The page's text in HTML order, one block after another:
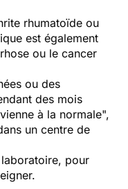
rhumatoïde ou
est également
ou le cancer
ou des
des mois
à la normale",
un centre de
pour